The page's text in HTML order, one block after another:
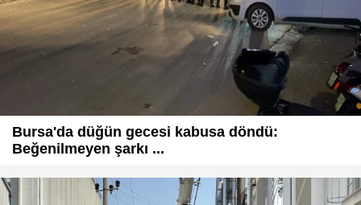
Bursa'da düğün gecesi kabusa döndü:
Beğenilmeyen şarkı ...